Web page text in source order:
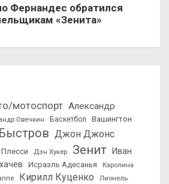
Фернандес обратился
«Зенита»
мотоспорт Александр
Овечкин Баскетбол
Вашингтон
Джон Джонс
Дэн Хукер Зенит
Иван
Исраэль Адесанья
Каролина
Кирилл Куценко
Лионель